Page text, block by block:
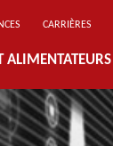
CARRIÈRES
ALIMENTATEURS